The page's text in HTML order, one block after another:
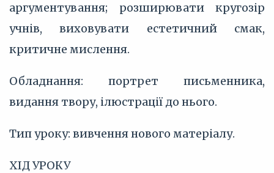
аргументування; розширювати кругозір
учнів, виховувати естетичний смак,
критичне мислення.
Обладнання: портрет письменника,
видання твору, ілюстрації до нього.
Тип уроку: вивчення нового матеріалу.
ХІД УРОКУ